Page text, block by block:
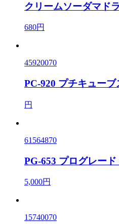
クリームソーダマド
680円
45920070
PC-920 プチキュー
円
61564870
PG-653 プログレー
5,000円
15740070